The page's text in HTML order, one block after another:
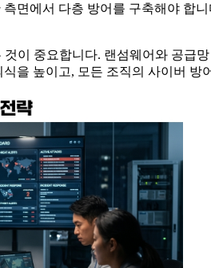
면에서 다층 방어를 구축해야 합
이 중요합니다. 랜섬웨어와 공급
을 높이고, 모든 조직의 사이버 방